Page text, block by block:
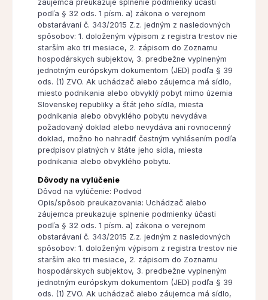
záujemca preukazuje splnenie podmienky účasti
podľa § 32 ods. 1 písm. a) zákona o verejnom
obstarávaní č. 343/2015 Z.z. jedným z nasledovných
spôsobov: 1. doloženým výpisom z registra trestov nie
starším ako tri mesiace, 2. zápisom do Zoznamu
hospodárskych subjektov, 3. predbežne vyplneným
jednotným európskym dokumentom (JED) podľa § 39
ods. (1) ZVO. Ak uchádzač alebo záujemca má sídlo,
miesto podnikania alebo obvyklý pobyt mimo územia
Slovenskej republiky a štát jeho sídla, miesta
podnikania alebo obvyklého pobytu nevydáva
požadovaný doklad alebo nevydáva ani rovnocenný
doklad, možno ho nahradiť čestným vyhlásením podľa
predpisov platných v štáte jeho sídla, miesta
podnikania alebo obvyklého pobytu.
Dôvody na vylúčenie
Dôvod na vylúčenie: Podvod
Opis/spôsob preukazovania: Uchádzač alebo
záujemca preukazuje splnenie podmienky účasti
podľa § 32 ods. 1 písm. a) zákona o verejnom
obstarávaní č. 343/2015 Z.z. jedným z nasledovných
spôsobov: 1. doloženým výpisom z registra trestov nie
starším ako tri mesiace, 2. zápisom do Zoznamu
hospodárskych subjektov, 3. predbežne vyplneným
jednotným európskym dokumentom (JED) podľa § 39
ods. (1) ZVO. Ak uchádzač alebo záujemca má sídlo,